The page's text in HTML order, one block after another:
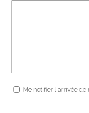
Me notifier l'arrivée